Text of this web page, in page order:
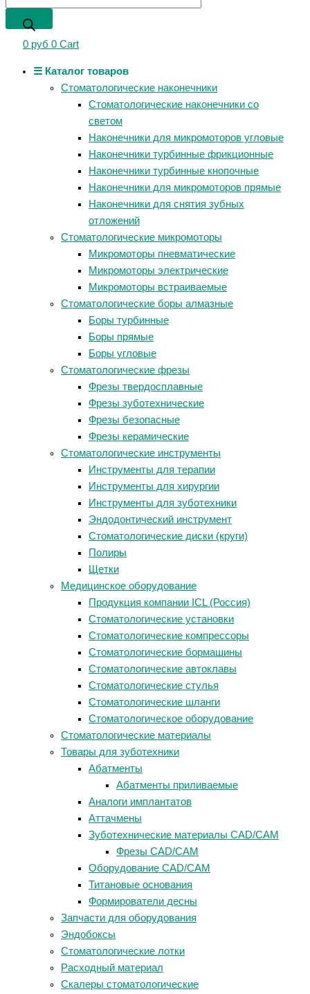
0 руб 0 Cart
☰ Каталог товаров
Стоматологические наконечники
Стоматологические наконечники со
светом
Наконечники для микромоторов угловые
Наконечники турбинные фрикционные
Наконечники турбинные кнопочные
Наконечники для микромоторов прямые
Наконечники для снятия зубных
отложений
Стоматологические микромоторы
Микромоторы пневматические
Микромоторы электрические
Микромоторы встраиваемые
Стоматологические боры алмазные
Боры турбинные
Боры прямые
Боры угловые
Стоматологические фрезы
Фрезы твердосплавные
Фрезы зуботехнические
Фрезы безопасные
Фрезы керамические
Стоматологические инструменты
Инструменты для терапии
Инструменты для хирургии
Инструменты для зуботехники
Эндодонтический инструмент
Стоматологические диски (круги)
Полиры
Щетки
Медицинское оборудование
Продукция компании ICL (Россия)
Стоматологические установки
Стоматологические компрессоры
Стоматологические бормашины
Стоматологические автоклавы
Стоматологические стулья
Стоматологические шланги
Стоматологическое оборудование
Стоматологические материалы
Товары для зуботехники
Абатменты
Абатменты приливаемые
Аналоги имплантатов
Аттачмены
Зуботехнические материалы CAD/CAM
Фрезы CAD/CAM
Оборудование CAD/CAM
Титановые основания
Формирователи десны
Запчасти для оборудования
Эндобоксы
Стоматологические лотки
Расходный материал
Скалеры стоматологические